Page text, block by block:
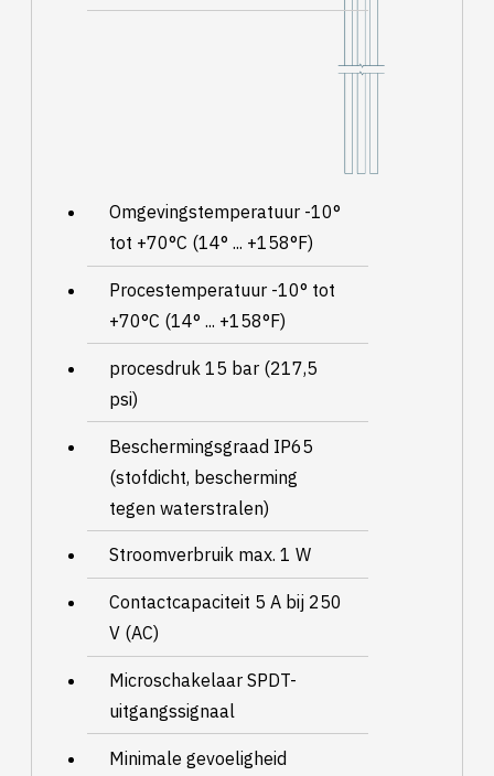
Omgevingstemperatuur -10°
tot +70°C (14° ... +158°F)
Procestemperatuur -10° tot
+70°C (14° ... +158°F)
procesdruk 15 bar (217,5
psi)
Beschermingsgraad IP65
(stofdicht, bescherming
tegen waterstralen)
Stroomverbruik max. 1 W
Contactcapaciteit 5 A bij 250
V (AC)
Microschakelaar SPDT-
uitgangssignaal
Minimale gevoeligheid